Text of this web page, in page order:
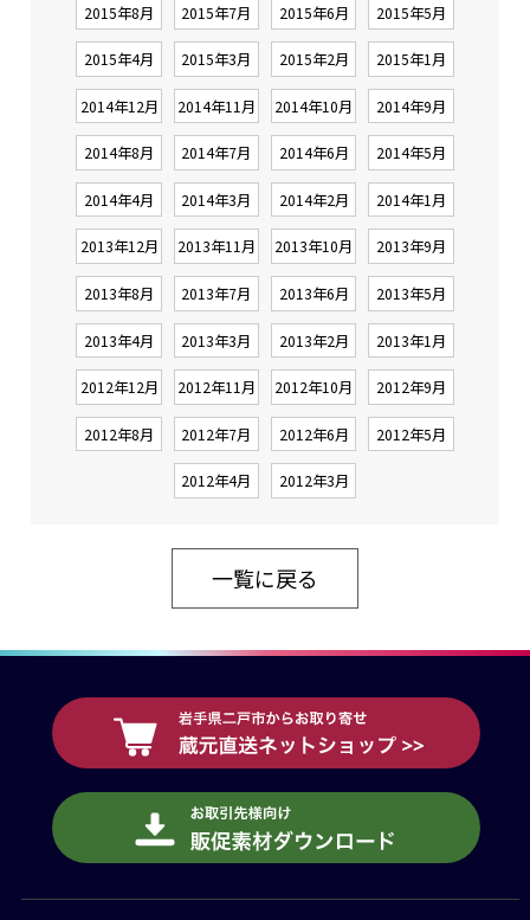
2015年8月 2015年7月 2015年6月 2015年5月
2015年4月 2015年3月 2015年2月 2015年1月
2014年12月 2014年11月 2014年10月 2014年9月
2014年8月 2014年7月 2014年6月 2014年5月
2014年4月 2014年3月 2014年2月 2014年1月
2013年12月 2013年11月 2013年10月 2013年9月
2013年8月 2013年7月 2013年6月 2013年5月
2013年4月 2013年3月 2013年2月 2013年1月
2012年12月 2012年11月 2012年10月 2012年9月
2012年8月 2012年7月 2012年6月 2012年5月
2012年4月 2012年3月
一覧に戻る